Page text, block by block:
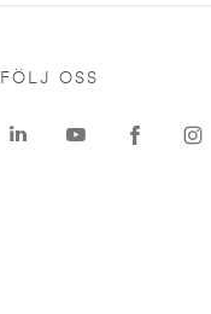
FÖLJ OSS